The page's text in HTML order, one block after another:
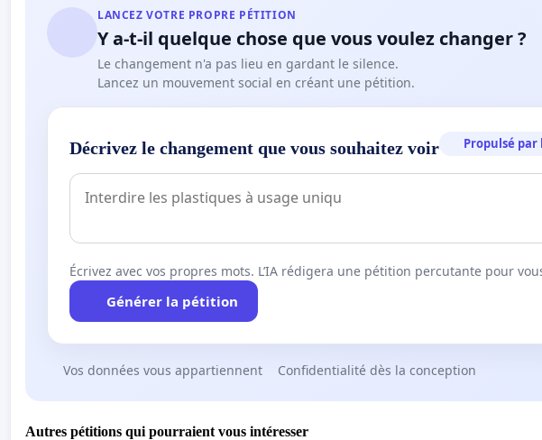
LANCEZ VOTRE PROPRE PÉTITION
Y a-t-il quelque chose que vous voulez changer ?
Le changement n'a pas lieu en gardant le silence.
Lancez un mouvement social en créant une pétition.
Décrivez le changement que vous souhaitez voir Propulsé par
Écrivez avec vos propres mots. L’IA rédigera une pétition percutante pour
Générer la pétition
Vos données vous appartiennent Confidentialité dès la conception
Autres pétitions qui pourraient vous intéresser